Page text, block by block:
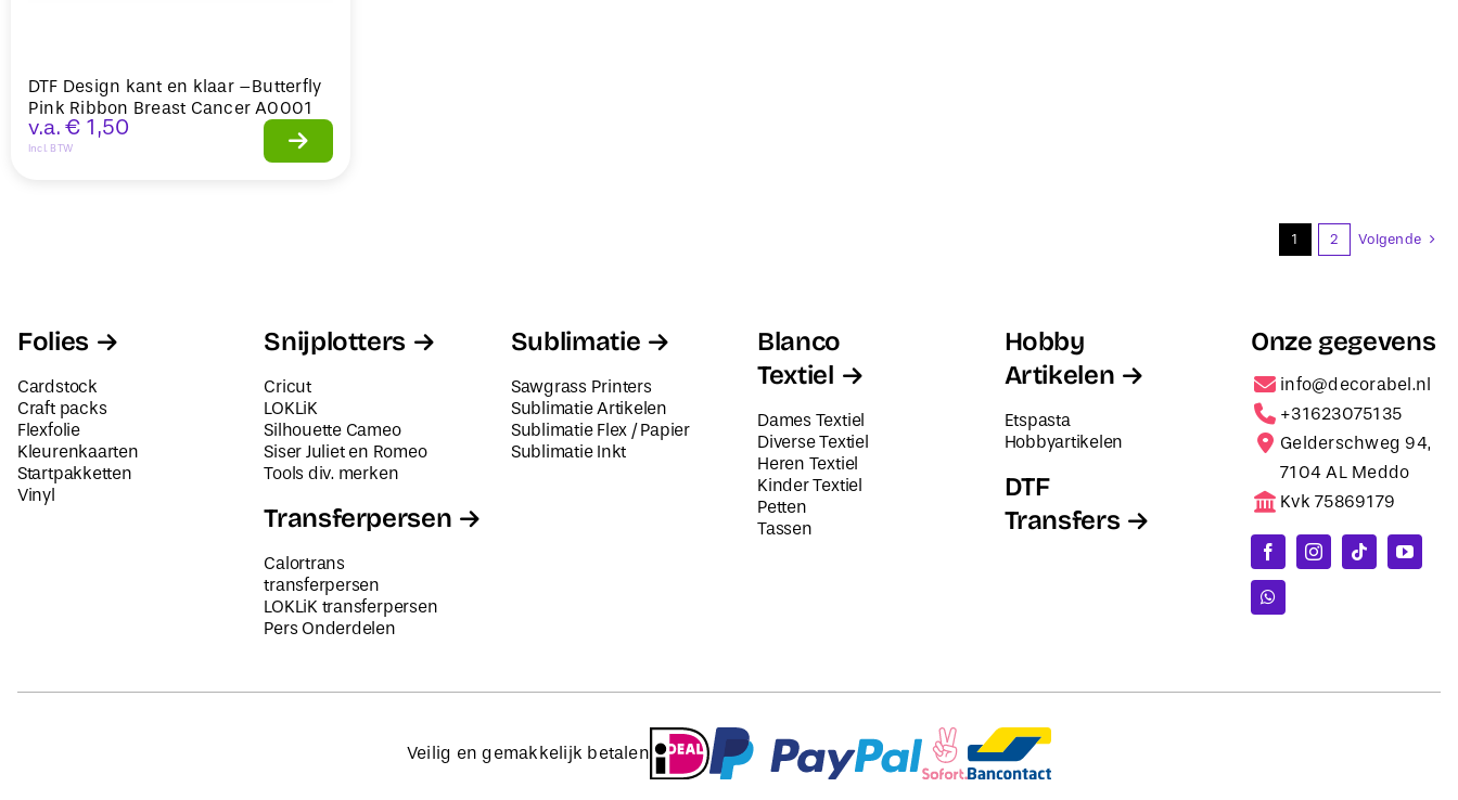
DTF Design kant en klaar –Butterfly
Pink Ribbon Breast Cancer A0001
v.a. € 1,50
Incl. BTW
1 2 Volgende
Folies
Cardstock
Craft packs
Flexfolie
Kleurenkaarten
Startpakketten
Vinyl
Snijplotters
Cricut
LOKLiK
Silhouette Cameo
Siser Juliet en Romeo
Tools div. merken
Transferpersen
Calortrans
transferpersen
LOKLiK transferpersen
Pers Onderdelen
Sublimatie
Sawgrass Printers
Sublimatie Artikelen
Sublimatie Flex / Papier
Sublimatie Inkt
Blanco
Textiel
Dames Textiel
Diverse Textiel
Heren Textiel
Kinder Textiel
Petten
Tassen
Hobby
Artikelen
Etspasta
Hobbyartikelen
DTF
Transfers
Onze gegevens
info@decorabel.nl
+31623075135
Gelderschweg 94,
7104 AL Meddo
Kvk 75869179
Veilig en gemakkelijk betalen